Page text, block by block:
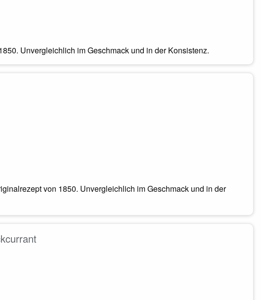
Unvergleichlich im Geschmack und in der Konsistenz.
von 1850. Unvergleichlich im Geschmack und in der